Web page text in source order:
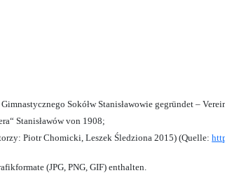
Sokółw Stanisławowie gegründet –
Stanisławów von 1908;
Piotr Chomicki, Leszek Śledziona 2015) (Quelle:
(JPG, PNG, GIF) enthalten.